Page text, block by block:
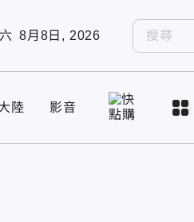
8月8日, 2026
陸 影音